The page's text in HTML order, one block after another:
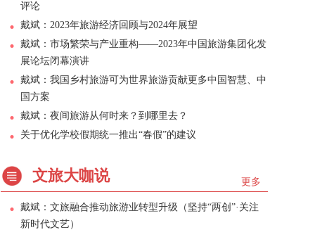
评论
戴斌：2023年旅游经济回顾与2024年展望
戴斌：市场繁荣与产业重构——2023年中国旅游集团化发
展论坛闭幕演讲
戴斌：我国乡村旅游可为世界旅游贡献更多中国智慧、中
国方案
戴斌：夜间旅游从何时来？到哪里去？
关于优化学校假期统一推出“春假”的建议
更多
文旅大咖说
戴斌：文旅融合推动旅游业转型升级（坚持“两创”·关注
新时代文艺）